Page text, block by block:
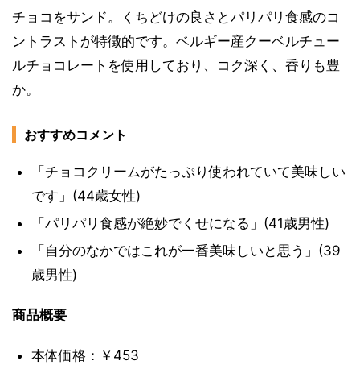
チョコをサンド。くちどけの良さとパリパリ食感のコ
ントラストが特徴的です。ベルギー産クーベルチュー
ルチョコレートを使用しており、コク深く、香りも豊
か。
おすすめコメント
「チョコクリームがたっぷり使われていて美味しい
です」(44歳女性)
「パリパリ食感が絶妙でくせになる」(41歳男性)
「自分のなかではこれが一番美味しいと思う」(39
歳男性)
商品概要
本体価格：￥453